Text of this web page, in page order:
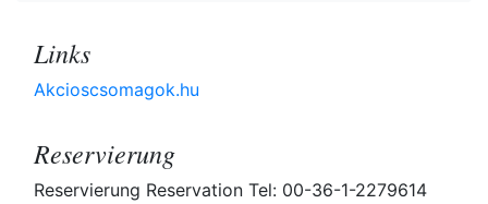
Links
Akcioscsomagok.hu
Reservierung
Reservierung Reservation Tel: 00-36-1-2279614